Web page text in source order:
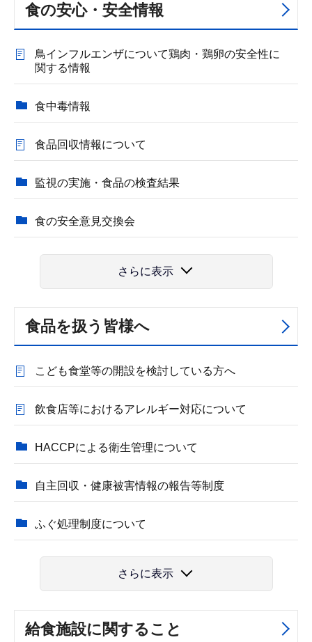
食の安心・安全情報
鳥インフルエンザについて鶏肉・鶏卵の安全性に
関する情報
食中毒情報
食品回収情報について
監視の実施・食品の検査結果
食の安全意見交換会
さらに表示
食品を扱う皆様へ
こども食堂等の開設を検討している方へ
飲食店等におけるアレルギー対応について
HACCPによる衛生管理について
自主回収・健康被害情報の報告等制度
ふぐ処理制度について
さらに表示
給食施設に関すること